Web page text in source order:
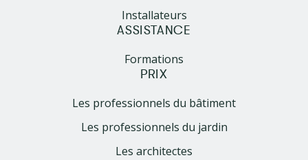
Installateurs
ASSISTANCE
Formations
PRIX
Les professionnels du bâtiment
Les professionnels du jardin
Les architectes